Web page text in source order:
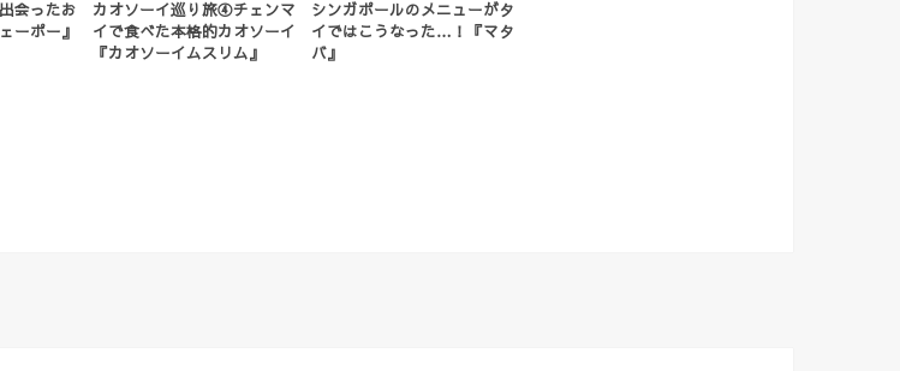
会ったお
ーポー』
カオソーイ巡り旅④チェンマ
イで食べた本格的カオソーイ
『カオソーイムスリム』
シンガポールのメニューがタ
イではこうなった…！『マタ
バ』